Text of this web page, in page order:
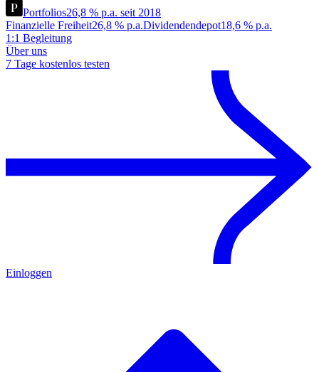
Portfolios26,8 % p.a. seit 2018
Finanzielle Freiheit26,8 % p.a.Dividendendepot18,6 % p.a.
1:1 Begleitung
Über uns
7 Tage kostenlos testen
Einloggen